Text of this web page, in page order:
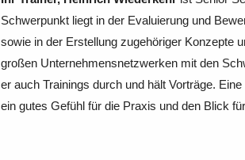
Schwerpunkt liegt in der Evaluierung und
sowie in der Erstellung zugehöriger Konzepte
großen Unternehmensnetzwerken mit den
er auch Trainings durch und hält Vorträge.
ein gutes Gefühl für die Praxis und den Blick